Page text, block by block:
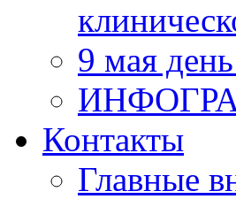
9 мая
Контакты
Главные